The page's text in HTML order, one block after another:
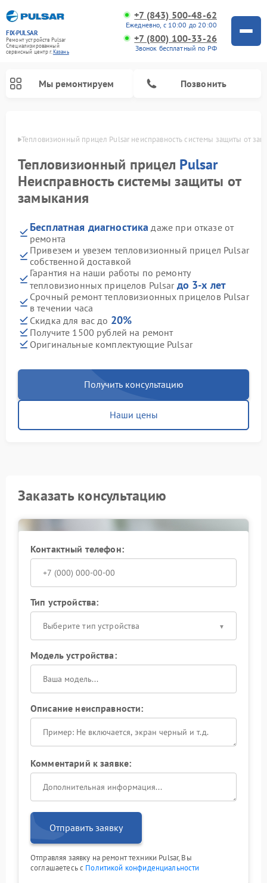
FIX-PULSAR
Ремонт устройств Pulsar
Специализированный
cервисный центр г.Казань
+7 (843) 500-48-62
Ежедневно, с 10:00 до 20:00
+7 (800) 100-33-26
Звонок бесплатный по РФ
Мы ремонтируем Позвонить
Тепловизионный прицел Pulsar неисправность системы защиты от
Тепловизионный прицел Pulsar
Неисправность системы защиты от
замыкания
Бесплатная диагностика даже при отказе от
ремонта
Привезем и увезем тепловизионный прицел Pulsar
собственной доставкой
Гарантия на наши работы по ремонту
тепловизионных прицелов Pulsar до 3-х лет
Срочный ремонт тепловизионных прицелов Pulsar
в течении часа
Скидка для вас до 20%
Получите 1500 рублей на ремонт
Оригинальные комплектующие Pulsar
Получить консультацию
Наши цены
Заказать консультацию
Контактный телефон:
Тип устройства:
Выберите тип устройства
Модель устройства:
Описание неисправности:
Комментарий к заявке:
Отправить заявку
Отправляя заявку на ремонт техники Pulsar, Вы
соглашаетесь с Политикой конфиденциальности